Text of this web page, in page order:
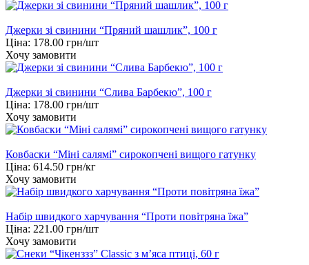
Джерки зі свинини “Пряний шашлик”, 100 г
Ціна: 178.00 грн/шт
Хочу замовити
Джерки зі свинини “Слива Барбекю”, 100 г
Ціна: 178.00 грн/шт
Хочу замовити
Ковбаски “Міні салямі” сирокопчені вищого гатунку
Ціна: 614.50 грн/кг
Хочу замовити
Набір швидкого харчування “Проти повітряна їжа”
Ціна: 221.00 грн/шт
Хочу замовити